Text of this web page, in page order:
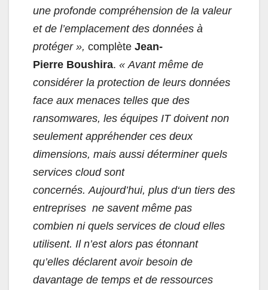
une profonde compréhension de la valeur
et de l’emplacement des données à
protéger », complète Jean-
Pierre Boushira. « Avant même de
considérer la protection de leurs données
face aux menaces telles que des
ransomwares, les équipes IT doivent non
seulement appréhender ces deux
dimensions, mais aussi déterminer quels
services cloud sont
concernés.Aujourd’hui, plus d‘un tiers des
entreprises ne savent même pas
combien ni quels services de cloud elles
utilisent. Il n’est alors pas étonnant
qu’elles déclarent avoir besoin de
davantage de temps et de ressources